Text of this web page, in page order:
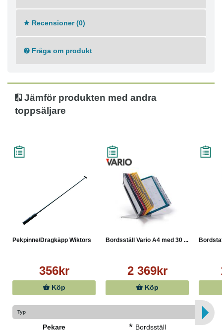
Recensioner (0)
Fråga om produkt
Jämför produkten med andra
toppsäljare
Pekpinne/Dragkäpp Wiktors
356kr
Köp
Bordsställ Vario A4 med 30 ...
2 369kr
Köp
Typ
Pekare * Bordsställ